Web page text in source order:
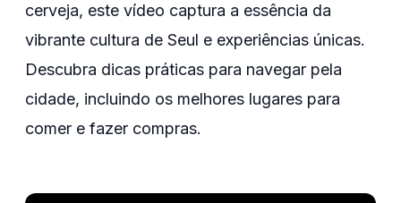
cerveja, este vídeo captura a essência da
vibrante cultura de Seul e experiências únicas.
Descubra dicas práticas para navegar pela
cidade, incluindo os melhores lugares para
comer e fazer compras.